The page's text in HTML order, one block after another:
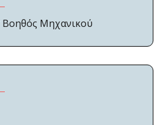
Βοηθός Μηχανικού